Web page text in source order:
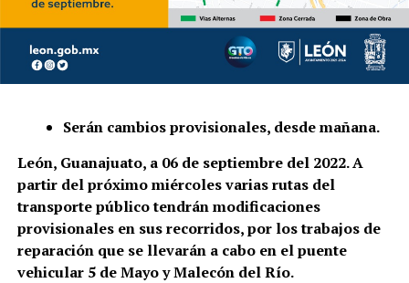
Serán cambios provisionales, desde mañana.
León, Guanajuato, a 06 de septiembre del 2022. A
partir del próximo miércoles varias rutas del
transporte público tendrán modificaciones
provisionales en sus recorridos, por los trabajos de
reparación que se llevarán a cabo en el puente
vehicular 5 de Mayo y Malecón del Río.